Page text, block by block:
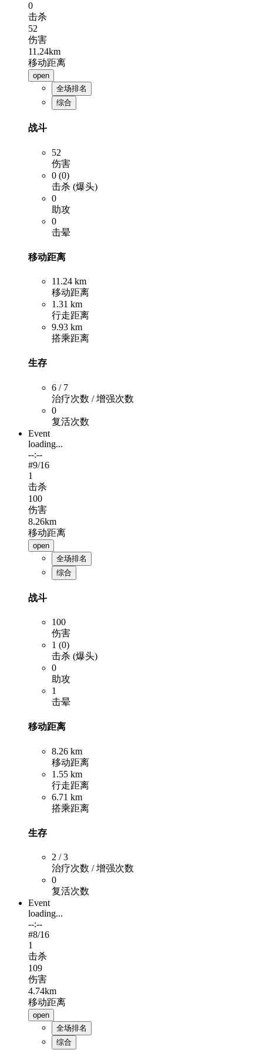
0
击杀
52
伤害
11.24km
移动距离
open
全场排名
综合
战斗
52
伤害
0 (0)
击杀 (爆头)
0
助攻
0
击晕
移动距离
11.24 km
移动距离
1.31 km
行走距离
9.93 km
搭乘距离
生存
6 / 7
治疗次数 / 增强次数
0
复活次数
Event
loading...
--:--
#9/16
1
击杀
100
伤害
8.26km
移动距离
open
全场排名
综合
战斗
100
伤害
1 (0)
击杀 (爆头)
0
助攻
1
击晕
移动距离
8.26 km
移动距离
1.55 km
行走距离
6.71 km
搭乘距离
生存
2 / 3
治疗次数 / 增强次数
0
复活次数
Event
loading...
--:--
#8/16
1
击杀
109
伤害
4.74km
移动距离
open
全场排名
综合